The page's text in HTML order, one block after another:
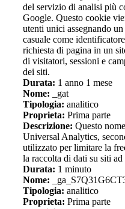
del servizio di analisi più
Google. Questo cookie
utenti unici assegnando
casuale come
richiesta di pagina in un
di visitatori, sessioni e
dei siti.
Durata: 1 anno 1 mese
Nome: _gat
Tipologia: analitico
Proprieta: Prima parte
Descrizione: Questo
Universal Analytics,
utilizzato per limitare la
la raccolta di dati su siti
Durata: 1 minuto
Nome:
Tipologia: analitico
Proprieta: Prima parte